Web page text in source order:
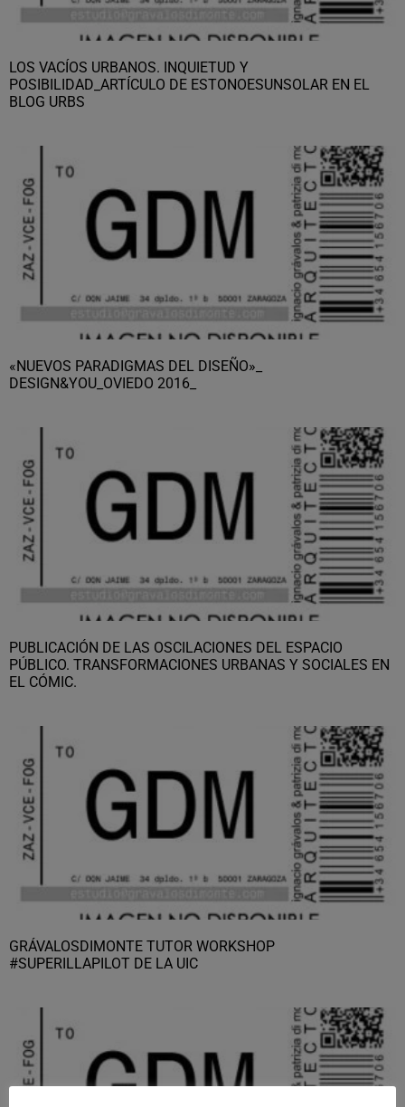
LOS VACÍOS URBANOS. INQUIETUD Y
POSIBILIDAD_ARTÍCULO DE ESTONOESUNSOLAR EN EL
BLOG URBS
«NUEVOS PARADIGMAS DEL DISEÑO»_
DESIGN&YOU_OVIEDO 2016_
PUBLICACIÓN DE LAS OSCILACIONES DEL ESPACIO
PÚBLICO. TRANSFORMACIONES URBANAS Y SOCIALES EN
EL CÓMIC.
GRÁVALOSDIMONTE TUTOR WORKSHOP
#SUPERILLAPILOT DE LA UIC